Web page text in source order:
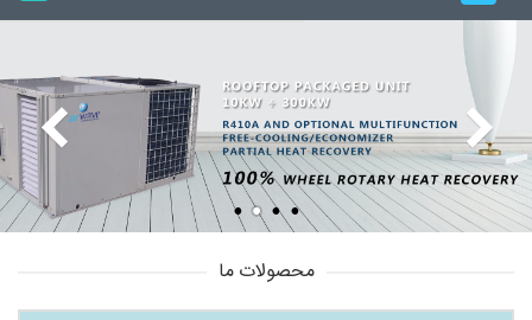
محصولات ما